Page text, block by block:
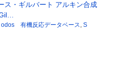
ス・ギルバート アルキン合成
odos 有機反応データベース, S